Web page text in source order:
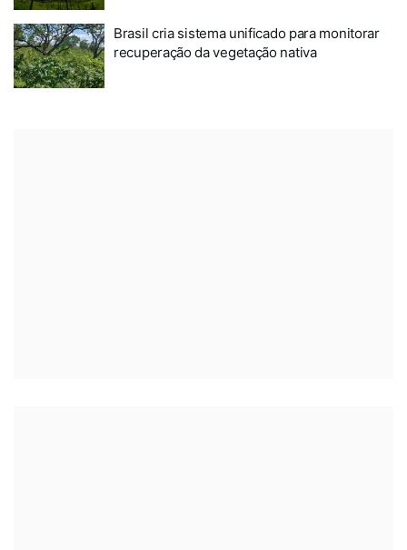
Brasil cria sistema unificado para monitorar
recuperação da vegetação nativa